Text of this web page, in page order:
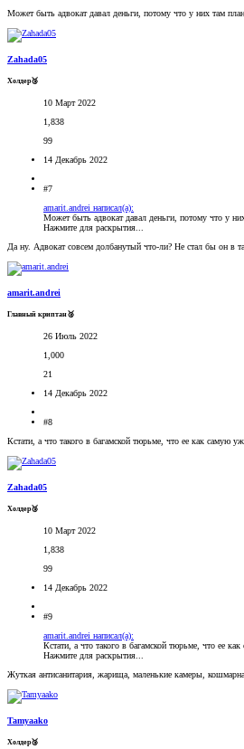
Может быть адвокат давал деньги, потому что у них там
Zahada05
Холдер🥉
10 Март 2022
1,838
99
14 Декабрь 2022
#7
amarit.andrei написал(а):
Может быть адвокат давал деньги, потому что у
Нажмите для раскрытия...
Да ну. Адвокат совсем долбанутый что-ли? Не стал бы он в
amarit.andrei
Главный криптан🥈
26 Июль 2022
1,000
21
14 Декабрь 2022
#8
Кстати, а что такого в багамской тюрьме, что ее как самую
Zahada05
Холдер🥉
10 Март 2022
1,838
99
14 Декабрь 2022
#9
amarit.andrei написал(а):
Кстати, а что такого в багамской тюрьме, что ее
Нажмите для раскрытия...
Жуткая антисанитария, жарища, маленькие камеры,
Tamyaako
Холдер🥉